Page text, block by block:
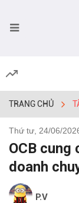
TRANG CHỦ
Thứ tư, 24/06/
OCB cung
doanh
P.V